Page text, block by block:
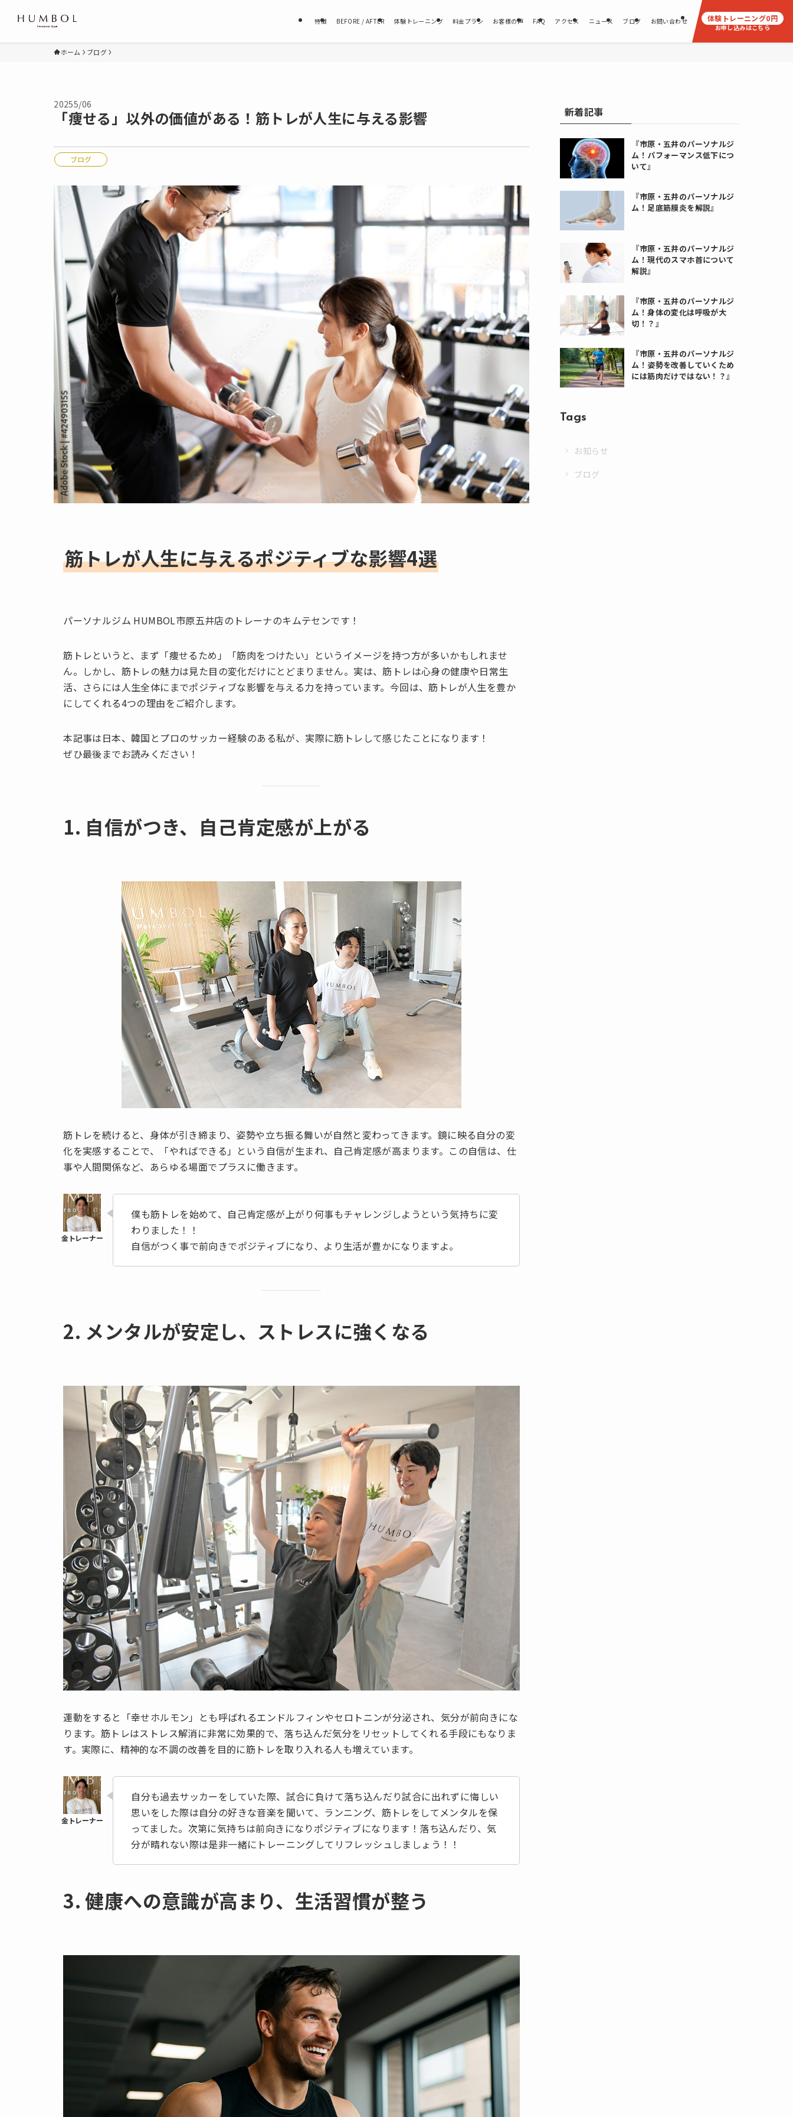
特徴 BEFORE / AFTER 体験トレーニング 料金プラン お客様の声 FAQ アクセス ニュース ブログ お問い合わせ 体験トレーニング0円
お申し込みはこちら
ホーム ブログ
「痩せる」以外の価値がある！筋トレが人生に与える影響
20255/06
ブログ
筋トレが人生に与えるポジティブな影響4選
パーソナルジム HUMBOL市原五井店のトレーナのキムテセンです！
筋トレというと、まず「痩せるため」「筋肉をつけたい」というイメージを持つ方が多いかもしれませ
ん。しかし、筋トレの魅力は見た目の変化だけにとどまりません。実は、筋トレは心身の健康や日常生
活、さらには人生全体にまでポジティブな影響を与える力を持っています。今回は、筋トレが人生を豊か
にしてくれる4つの理由をご紹介します。
本記事は日本、韓国とプロのサッカー経験のある私が、実際に筋トレして感じたことになります！
ぜひ最後までお読みください！
1. 自信がつき、自己肯定感が上がる
筋トレを続けると、身体が引き締まり、姿勢や立ち振る舞いが自然と変わってきます。鏡に映る自分の変
化を実感することで、「やればできる」という自信が生まれ、自己肯定感が高まります。この自信は、仕
事や人間関係など、あらゆる場面でプラスに働きます。
僕も筋トレを始めて、自己肯定感が上がり何事もチャレンジしようという気持ちに変
わりました！！
自信がつく事で前向きでポジティブになり、より生活が豊かになりますよ。
2. メンタルが安定し、ストレスに強くなる
運動をすると「幸せホルモン」とも呼ばれるエンドルフィンやセロトニンが分泌され、気分が前向きにな
ります。筋トレはストレス解消に非常に効果的で、落ち込んだ気分をリセットしてくれる手段にもなりま
す。実際に、精神的な不調の改善を目的に筋トレを取り入れる人も増えています。
自分も過去サッカーをしていた際、試合に負けて落ち込んだり試合に出れずに悔しい
思いをした際は自分の好きな音楽を聞いて、ランニング、筋トレをしてメンタルを保
ってました。次第に気持ちは前向きになりポジティブになります！落ち込んだり、気
分が晴れない際は是非一緒にトレーニングしてリフレッシュしましょう！！
3. 健康への意識が高まり、生活習慣が整う
新着記事
『市原・五井のパーソナルジ
ム！パフォーマンス低下につ
いて』
『市原・五井のパーソナルジ
ム！足底筋膜炎を解説』
『市原・五井のパーソナルジ
ム！現代のスマホ首について
解説』
『市原・五井のパーソナルジ
ム！身体の変化は呼吸が大
切！？』
『市原・五井のパーソナルジ
ム！姿勢を改善していくため
には筋肉だけではない！？』
Tags
お知らせ
ブログ